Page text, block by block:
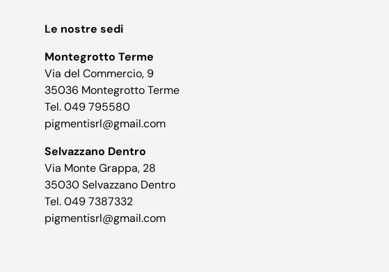
Le nostre sedi
Montegrotto Terme
Via del Commercio, 9
35036 Montegrotto Terme
Tel. 049 795580
pigmentisrl@gmail.com
Selvazzano Dentro
Via Monte Grappa, 28
35030 Selvazzano Dentro
Tel. 049 7387332
pigmentisrl@gmail.com